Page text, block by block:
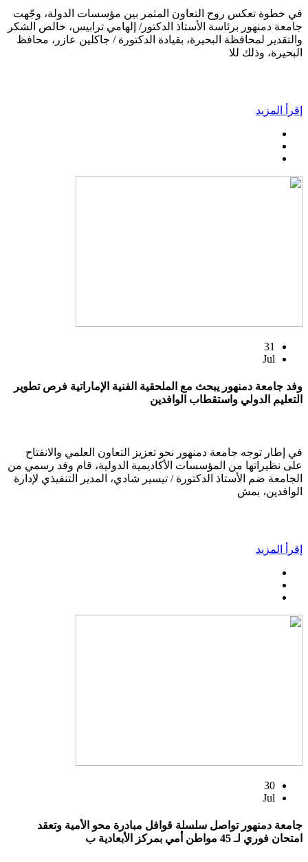
في خطوة تعكس روح التعاون المثمر بين مؤسسات الدولة، وجّهت
جامعة دمنهور برئاسة الأستاذ الدكتور/ إلهامي ترابيس، خالص الشكر
والتقدير لمحافظة البحيرة، بقيادة الدكتورة / جاكلين عازر، محافظ
البحيرة، وذلك للا
إقرأ المزيد
31
Jul
وفد جامعة دمنهور يبحث مع الملحقية الفنية الإماراتية فرص تطوير
التعليم الدولي واستقطاب الوافدين
في إطار توجه جامعة دمنهور نحو تعزيز التعاون العلمي والانفتاح
على نظيراتها من المؤسسات الأكاديمية الدولية، قام وفد رسمي من
الجامعة ضم الأستاذ الدكتورة / تيسير شادي، المدير التنفيذي لإدارة
الوافدين، بمش
إقرأ المزيد
30
Jul
جامعة دمنهور تواصل سلسلة قوافل مبادرة محو الأمية وتعقد
امتحان فوري لـ 45 مواطن أمي بمركز الأبعادية ب